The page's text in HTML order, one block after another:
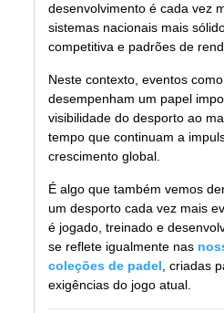
desenvolvimento é cada vez
sistemas nacionais mais
competitiva e padrões de
Neste contexto, eventos
desempenham um papel
visibilidade do desporto ao
tempo que continuam a
crescimento global.
É algo que também vemos
um desporto cada vez mais
é jogado, treinado e
se reflete igualmente nas
coleções de padel , criadas
exigências do jogo atual.